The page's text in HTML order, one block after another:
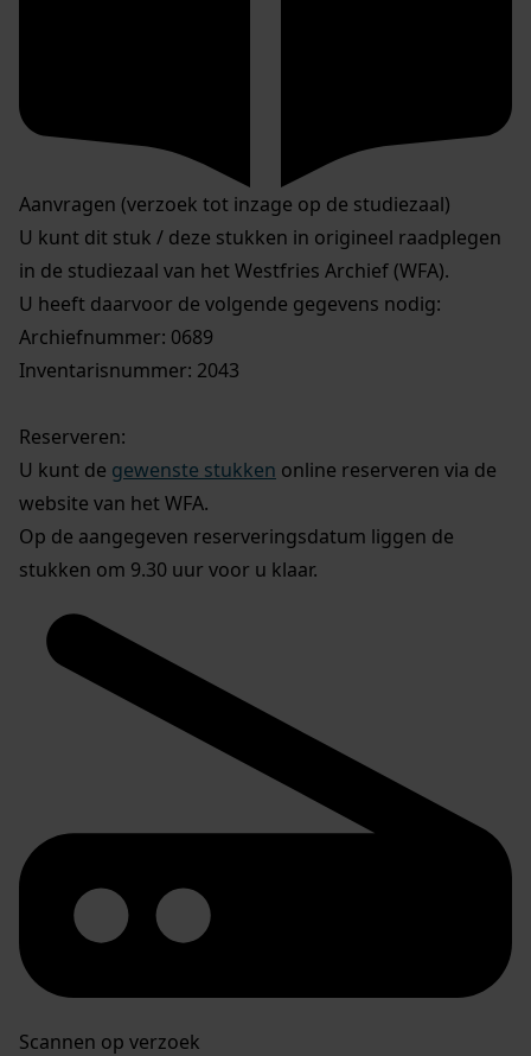
Aanvragen (verzoek tot inzage op de studiezaal)
U kunt dit stuk / deze stukken in origineel raadplegen
in de studiezaal van het Westfries Archief (WFA).
U heeft daarvoor de volgende gegevens nodig:
Archiefnummer: 0689
Inventarisnummer: 2043
Reserveren:
U kunt de gewenste stukken online reserveren via de
website van het WFA.
Op de aangegeven reserveringsdatum liggen de
stukken om 9.30 uur voor u klaar.
Scannen op verzoek